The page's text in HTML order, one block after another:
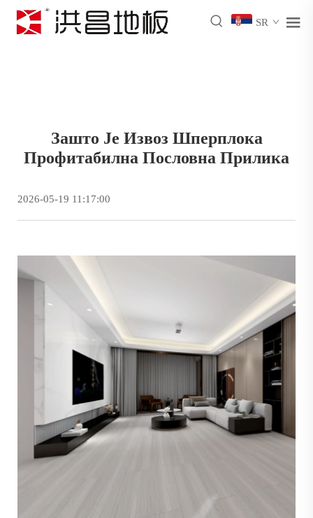
SR
Зашто Је Извоз Шперплока
Профитабилна Пословна Прилика
2026-05-19 11:17:00